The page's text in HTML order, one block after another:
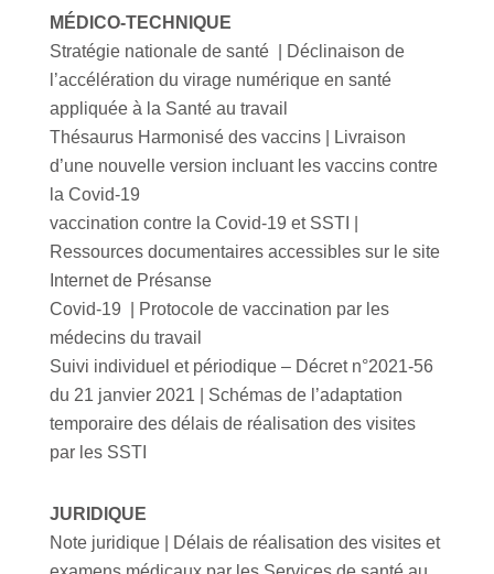
MÉDICO-TECHNIQUE
Stratégie nationale de santé | Déclinaison de
l’accélération du virage numérique en santé
appliquée à la Santé au travail
Thésaurus Harmonisé des vaccins | Livraison
d’une nouvelle version incluant les vaccins contre
la Covid-19
vaccination contre la Covid-19 et SSTI |
Ressources documentaires accessibles sur le site
Internet de Présanse
Covid-19 | Protocole de vaccination par les
médecins du travail
Suivi individuel et périodique – Décret n°2021-56
du 21 janvier 2021 | Schémas de l’adaptation
temporaire des délais de réalisation des visites
par les SSTI
JURIDIQUE
Note juridique | Délais de réalisation des visites et